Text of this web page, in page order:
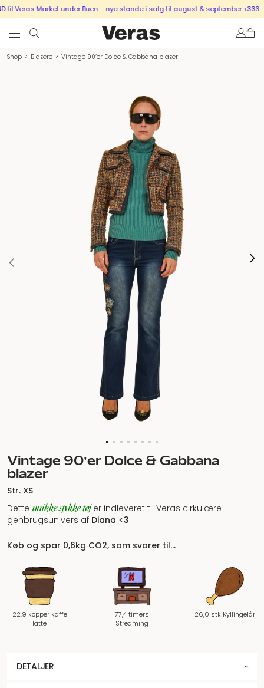
til Veras Market under Buen – nye stande i salg til august & september <333
Shop > Blazere > Vintage 90’er Dolce & Gabbana blazer
Vintage 90’er Dolce & Gabbana
blazer
Str. XS
Dette unikke stykke tøjer indleveret til Veras cirkulære
genbrugsunivers af Diana <3
Køb og spar 0,6kg CO2, som svarer til…
22,9 kopper kaffe
latte
77,4 timers
Streaming
26,0 stk Kyllingelår
DETALJER